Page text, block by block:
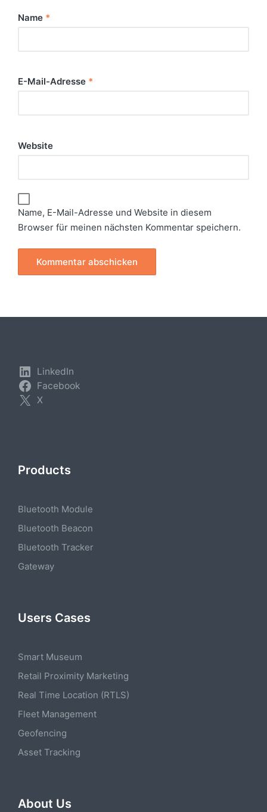
Name *
E-Mail-Adresse *
Website
Name, E-Mail-Adresse und Website in diesem
Browser für meinen nächsten Kommentar speichern.
LinkedIn
Facebook
X
Products
Bluetooth Module
Bluetooth Beacon
Bluetooth Tracker
Gateway
Users Cases
Smart Museum
Retail Proximity Marketing
Real Time Location (RTLS)
Fleet Management
Geofencing
Asset Tracking
About Us